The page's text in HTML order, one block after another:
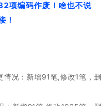
项编码作废！啥也不说
！
情况：新增91笔,修改1笔，删